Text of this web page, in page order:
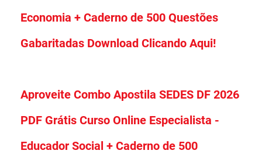
Economia + Caderno de 500 Questões
Gabaritadas Download Clicando Aqui!
Aproveite Combo Apostila SEDES DF 2026
PDF Grátis Curso Online Especialista -
Educador Social + Caderno de 500